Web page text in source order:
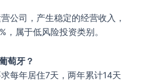
公司，产生稳定的经营收入，
属于低风险投资类别。
萄牙？
每年居住7天，两年累计14天